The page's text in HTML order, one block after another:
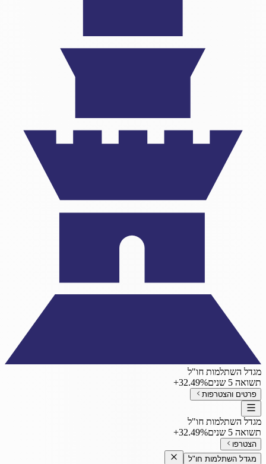
מגדל השתלמות חו"ל
תשואה 5 שנים
‎+32.49%
פרטים והצטרפות
מגדל השתלמות חו"ל
תשואה 5 שנים
‎+32.49%
הצטרפו
מגדל השתלמות חו"ל